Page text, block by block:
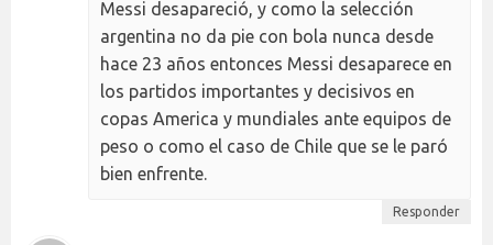
Messi desapareció, y como la selección
argentina no da pie con bola nunca desde
hace 23 años entonces Messi desaparece en
los partidos importantes y decisivos en
copas America y mundiales ante equipos de
peso o como el caso de Chile que se le paró
bien enfrente.
Responder